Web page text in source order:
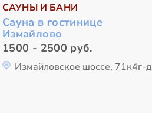
САУНЫ И БАНИ
Сауна в гостинице
Измайлово
1500 - 2500 руб.
Измайловское шоссе, 71к4г-д